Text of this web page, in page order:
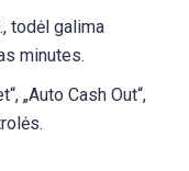
todėl galima
minutes.
„Auto Cash Out“,